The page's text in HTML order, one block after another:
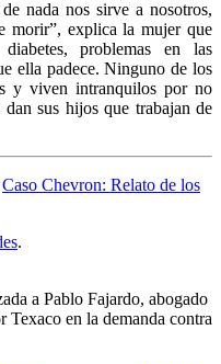
nada nos sirve a nosotros,
morir”, explica la mujer que
problemas en las
ella padece. Ninguno de los
y viven intranquilos por no
sus hijos que trabajan de
Caso Chevron: Relato de los
.
a Pablo Fajardo, abogado
en la demanda contra